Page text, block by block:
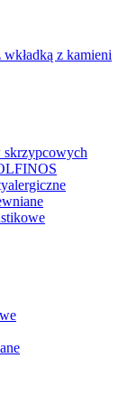
z kamieni
skrzypcowych